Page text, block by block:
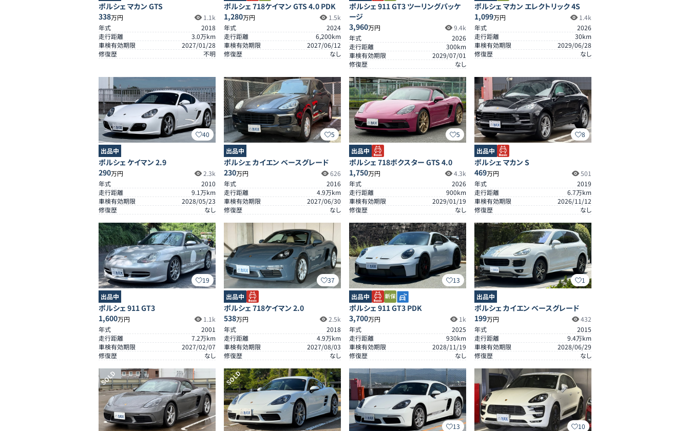
ポルシェ マカン GTS
338万円
1.1k
年式
2018
走行距離
3.0万km
車検有効期限
2027/01/28
修復歴
不明
ポルシェ 718ケイマン GTS 4.0 PDK
1,280万円
1.5k
年式
2024
走行距離
6,200km
車検有効期限
2027/06/12
修復歴
なし
ポルシェ 911 GT3 ツーリングパッケ
ージ
3,960万円
9.4k
年式
2026
走行距離
300km
車検有効期限
2029/07/01
修復歴
なし
ポルシェ マカン エレクトリック 4S
1,099万円
1.4k
年式
2026
走行距離
30km
車検有効期限
2029/06/28
修復歴
なし
40
出品中
ポルシェ ケイマン 2.9
290万円
2.3k
年式
2010
走行距離
9.1万km
車検有効期限
2028/05/23
修復歴
なし
5
出品中
ポルシェ カイエン ベースグレード
230万円
626
年式
2016
走行距離
4.9万km
車検有効期限
2027/06/30
修復歴
なし
5
出品中
ポルシェ 718ボクスター GTS 4.0
1,750万円
4.3k
年式
2026
走行距離
900km
車検有効期限
2029/01/19
修復歴
なし
8
出品中
ポルシェ マカン S
469万円
501
年式
2019
走行距離
6.7万km
車検有効期限
2026/11/12
修復歴
なし
19
出品中
ポルシェ 911 GT3
1,600万円
1.1k
年式
2001
走行距離
7.2万km
車検有効期限
2027/02/07
修復歴
なし
37
出品中
ポルシェ 718ケイマン 2.0
538万円
2.5k
年式
2018
走行距離
4.9万km
車検有効期限
2027/08/03
修復歴
なし
13
出品中
ポルシェ 911 GT3 PDK
3,700万円
1k
年式
2025
走行距離
930km
車検有効期限
2028/11/19
修復歴
なし
1
出品中
ポルシェ カイエン ベースグレード
199万円
432
年式
2015
走行距離
9.4万km
車検有効期限
2028/06/29
修復歴
なし
SOLD SOLD
13
10